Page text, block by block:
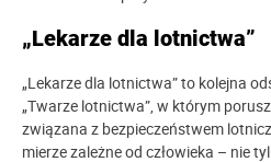
„Lekarze dla lotnictwa”
„Lekarze dla lotnictwa” to kolejna
„Twarze lotnictwa”, w którym
związana z bezpieczeństwem
mierze zależne od człowieka – nie